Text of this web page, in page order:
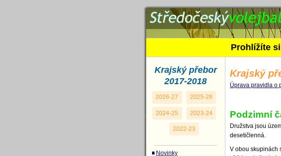
Krajský přebor
Prohlížíte
Krajský
Úprava pravidla o
Podzimní
Družstva jsou
desetičlenná.
V obou skupinách
Krajský přebor
2017-2018
2026-27 2025-26
2024-25 2023-24
2022-23
Novinky